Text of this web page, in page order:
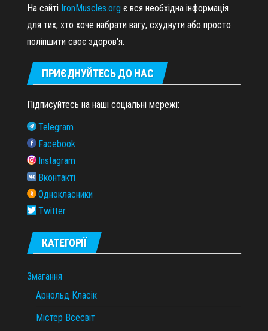
На сайті IronMuscles.org є вся необхідна інформація
для тих, хто хоче набрати вагу, схуднути або просто
поліпшити своє здоров'я.
ПРИЄДНУЙТЕСЬ ДО НАС
Підписуйтесь на наші соціальні мережі:
Telegram
Facebook
Instagram
Вконтакті
Однокласники
Twitter
КАТЕГОРІЇ
Змагання
Арнольд Класік
Містер Всесвіт